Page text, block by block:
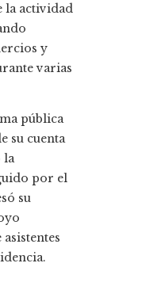
la actividad
y
varias
pública
su cuenta
la
por el
su